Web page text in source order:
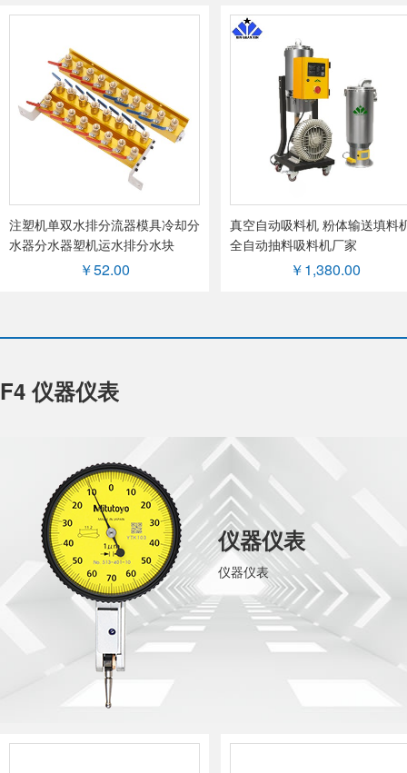
注塑机单双水排分流器模具冷却分
水器分水器塑机运水排分水块
￥52.00
真空自动吸料机 粉体输送填料
全自动抽料吸料机厂家
￥1,380.00
F4 仪器仪表
仪器仪表
仪器仪表